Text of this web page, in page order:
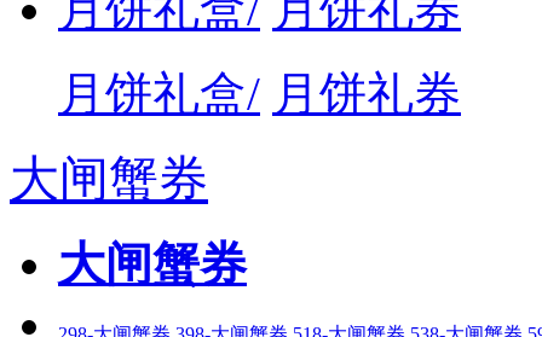
月饼礼盒/ 月饼礼券
大闸蟹券
大闸蟹券